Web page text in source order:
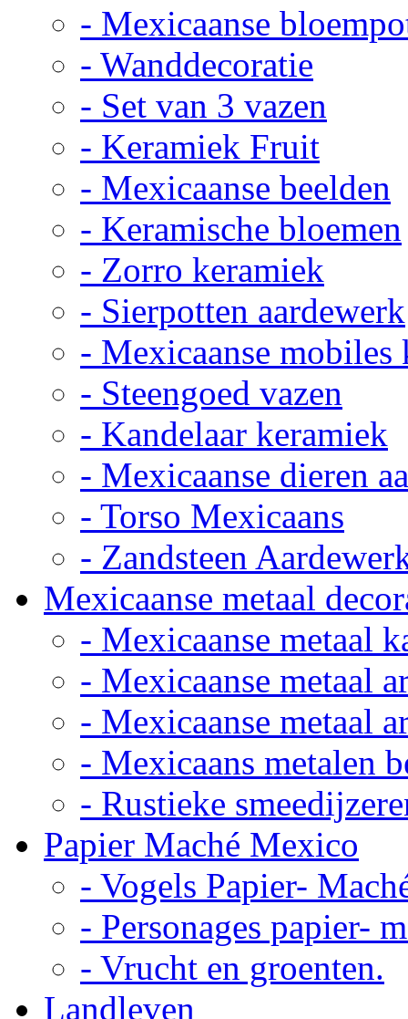
- Mexicaanse
- Wanddecoratie
- Set van 3 vazen
- Keramiek Fruit
- Mexicaanse beelden
- Keramische bloemen
- Zorro keramiek
- Sierpotten aardewerk
- Mexicaanse mobiles
- Steengoed vazen
- Kandelaar keramiek
- Mexicaanse dieren
- Torso Mexicaans
- Zandsteen
Mexicaanse metaal
- Mexicaanse metaal
- Mexicaanse metaal
- Mexicaanse metaal
- Mexicaans metalen
- Rustieke
Papier Maché Mexico
- Vogels Papier-
- Personages papier-
- Vrucht en groenten.
Landleven